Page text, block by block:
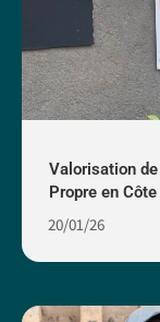
Valorisation
Propre en Côte
20/01/26